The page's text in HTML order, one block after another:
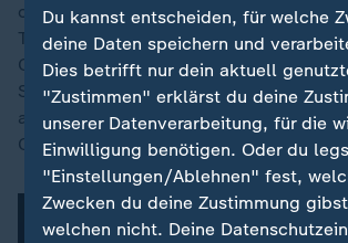
offenbar letzten Spielzeit die Chance
Titel, nachdem City bereits den
Cup gewonnen hat. Laut
Spanier seine Spieler bereits informiert
am Saisonende nach zehn Jahren als
Coach zurücktreten wird.
Du kannst entscheiden, für welche
deine Daten speichern und
Dies betrifft nur dein aktuell
"Zustimmen" erklärst du deine
unserer Datenverarbeitung, für die
Einwilligung benötigen. Oder du
"Einstellungen/Ablehnen" fest,
Zwecken du deine Zustimmung
welchen nicht. Deine